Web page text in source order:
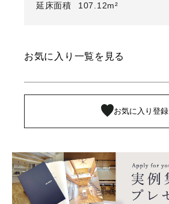
延床面積
107.12m²
お気に入り登録
お気に入り一覧を見る